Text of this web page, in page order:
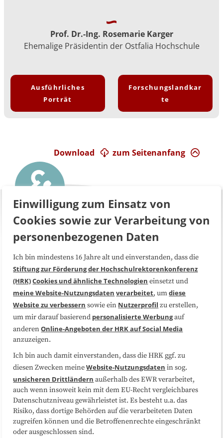
Prof. Dr.-Ing. Rosemarie Karger
Ehemalige Präsidentin der Ostfalia Hochschule
Ausführliches
Porträt
Forschungslandkar
te
zum Seitenanfang
Download
Über uns FAQ
Medienarbeit Kooperationen
Datenschutzerklärung Impressum
Sitemap
Folgen Sie uns
Einwilligung zum Einsatz von
Cookies sowie zur Verarbeitung von
personenbezogenen Daten
Ich bin mindestens 16 Jahre alt und einverstanden, dass die
Stiftung zur Förderung der Hochschulrektorenkonferenz
(HRK)Cookies und ähnliche Technologien einsetzt und
meine Website-Nutzungsdaten verarbeitet, umdiese
Website zu verbessern sowie ein Nutzerprofil zu erstellen,
um mir darauf basierend personalisierte Werbungauf
anderenOnline-Angeboten der HRK auf Social Media
anzuzeigen.
Ich bin auch damit einverstanden, dass die HRK ggf. zu
diesen Zwecken meineWebsite-Nutzungsdaten in sog.
unsicheren Drittländern außerhalb des EWR verarbeitet,
auch wenn insoweit kein mit dem EU-Recht vergleichbares
Datenschutzniveau gewährleistet ist. Es besteht u.a. das
Risiko, dass dortige Behörden auf die verarbeiteten Daten
zugreifen können und die Betroffenenrechte eingeschränkt
oder ausgeschlossen sind.